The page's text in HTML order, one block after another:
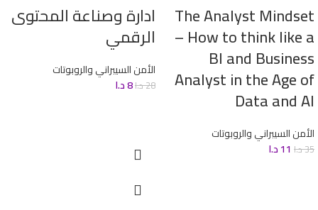
The Analyst Mindset
– How to think like a
BI and Business
Analyst in the Age of
Data and AI
الأمن السيبراني والروبوتات
35د.ا 11د.ا
ادارة وصناعة المحتوى
الرقمي
الأمن السيبراني والروبوتات
28د.ا8د.ا